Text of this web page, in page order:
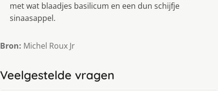
met wat blaadjes basilicum en een dun schijfje
sinaasappel.
Bron: Michel Roux Jr
Veelgestelde vragen